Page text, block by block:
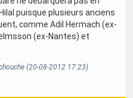
puisque plusieurs anciens
comme Adil Hermach (ex-
(ex-Nantes) et
(20-08-2012 17:23)